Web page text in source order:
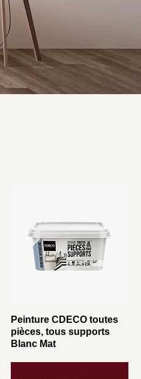
Peinture CDECO toutes
pièces, tous supports
Blanc Mat